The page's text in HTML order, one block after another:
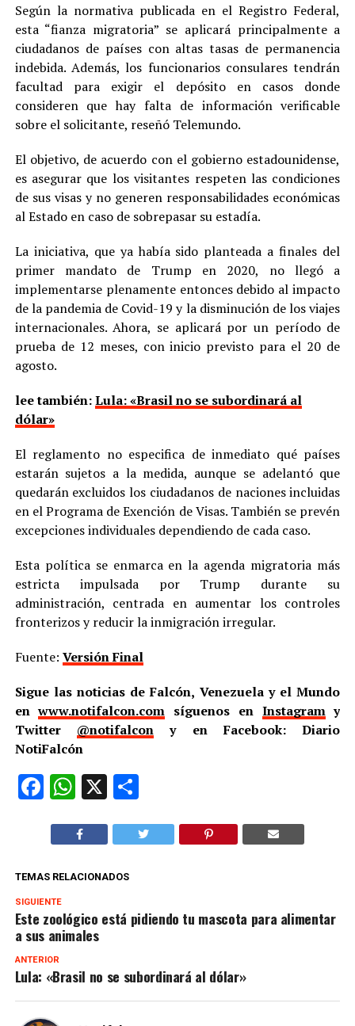
Según la normativa publicada en el Registro Federal,
esta “fianza migratoria” se aplicará principalmente a
ciudadanos de países con altas tasas de permanencia
indebida. Además, los funcionarios consulares tendrán
facultad para exigir el depósito en casos donde
consideren que hay falta de información verificable
sobre el solicitante, reseñó Telemundo.
El objetivo, de acuerdo con el gobierno estadounidense,
es asegurar que los visitantes respeten las condiciones
de sus visas y no generen responsabilidades económicas
al Estado en caso de sobrepasar su estadía.
La iniciativa, que ya había sido planteada a finales del
primer mandato de Trump en 2020, no llegó a
implementarse plenamente entonces debido al impacto
de la pandemia de Covid-19 y la disminución de los viajes
internacionales. Ahora, se aplicará por un período de
prueba de 12 meses, con inicio previsto para el 20 de
agosto.
lee también:Lula: «Brasil no se subordinará al
dólar»
El reglamento no especifica de inmediato qué países
estarán sujetos a la medida, aunque se adelantó que
quedarán excluidos los ciudadanos de naciones incluidas
en el Programa de Exención de Visas. También se prevén
excepciones individuales dependiendo de cada caso.
Esta política se enmarca en la agenda migratoria más
estricta impulsada por Trump durante su
administración, centrada en aumentar los controles
fronterizos y reducir la inmigración irregular.
Fuente: Versión Final
Sigue las noticias de Falcón, Venezuela y el Mundo
enwww.notifalcon.com síguenos en Instagramy
Twitter @notifalcon y en Facebook: Diario
NotiFalcón
Facebook
WhatsApp
X Compartir
TEMAS RELACIONADOS
SIGUIENTE
Este zoológico está pidiendo tu mascota para alimentar
a sus animales
ANTERIOR
Lula: «Brasil no se subordinará al dólar»